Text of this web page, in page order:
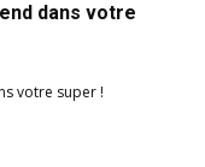
dans votre
votre super !